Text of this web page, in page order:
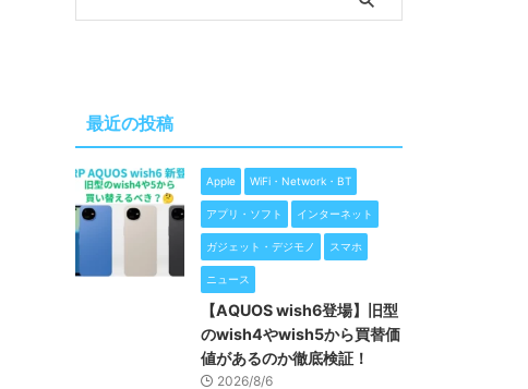
最近の投稿
Apple WiFi・Network・BT
アプリ・ソフト インターネット
ガジェット・デジモノ スマホ
ニュース
【AQUOS wish6登場】旧型
のwish4やwish5から買替価
値があるのか徹底検証！
2026/8/6